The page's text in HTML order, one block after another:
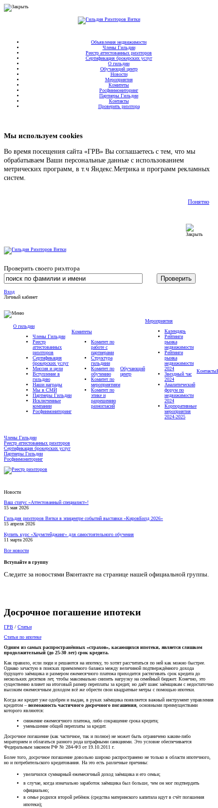
Объявления недвижимости
Члены Гильдии
Реестр аттестованных риэлторов
Сертификация брокерских услуг
О гильдии
Обучающий центр
Новости
Мероприятия
Комитеты
Росфинмониторинг
Партнеры Гильдии
Контакты
Проверить риэлтора
Мы используем cookies
Во время посещения сайта «ГРВ» Вы соглашаетесь с тем, что мы
обрабатываем Ваши персональные данные с использованием
метрических программ, в т.ч Яндекс.Метрика и программ рекламных
систем.
Понятно
Проверить своего риэлтора
Вход
Личный кабинет
О гильдии
Члены Гильдии
Реестр
аттестованных
риэлторов
Сертификация
брокерских услуг
Миссия и цели
Вступление в
гильдию
Наши награды
Мы в СМИ
Партнеры Гильдии
Исключенные
компании
Росфинмониторинг
Комитеты
Комитет по
работе с
партнерами
Структура
гильдиии
Комитет по
обучению
Комитет по
мероприятиям
Комитет по
этике и
разрешению
разногласий
Обучающий
центр
Мероприятия
Календарь
Рейтинги
рынка
недвижимости
Рейтинги
рынка
недвижимости
2024
Звездный час
2024
Аналитический
форум по
недвижимости
2024
Корпоративные
мероприятия
2024-2025
Контакты
Члены Гильдии
Реестр аттестованных риэлторов
Сертификация брокерских услуг
Партнеры Гильдии
Росфинмониторинг
Новости
Ваш статус «Аттестованный специалист»!
15 мая 2026
Гильдия риэлторов Вятки в эпицентре событий выставки «КировБилд 2026»
15 апреля 2026
Купить курс «Хоумстейджинг» для самостоятельного обучения
11 марта 2026
Все новости
Вступайте в группу
Следите за новостями Вконтакте на странице нашей официальной группы.
Досрочное погашение ипотеки
ГРВ / Статьи
Статьи по ипотеке
Одним из самых распространённых «страхов», касающихся ипотеки, является слишком
продолжительный (до 25-30 лет) срок кредита.
Как правило, если люди и решаются на ипотеку, то хотят рассчитаться по ней как можно быстрее.
Однако зачастую в поисках приемлемого баланса между величиной подтверждённого дохода
будущего заёмщика и размером ежемесячного платежа приходится растягивать срок кредита до
нескольких десятков лет, чтобы максимально снизить нагрузку на семейный бюджет. Конечно, это
существенно влияет на итоговый размер переплаты за кредит, но даёт шанс заёмщикам с недостаточно
высоким ежемесячным доходом всё же обрести свои квадратные метры с помощью ипотеки.
Когда же кредит уже одобрен и выдан, в руках заёмщика появляется важный инструмент управления
кредитом – возможность частичного досрочного погашения , основными преимуществами
которого являются:
снижение ежемесячного платежа, либо сокращение срока кредита;
уменьшение общей переплаты за кредит.
Досрочное погашение (как частичное, так и полное) не может быть ограничено каким-либо
мораторием и облагаться разного рода штрафными санкциями. Это условие обеспечивается
Федеральным законом РФ № 284-ФЗ от 19.10.2011 г.
Более того, досрочное погашение довольно широко распространено не только в области ипотечного,
но и потребительского кредитования. На это есть различные причины:
увеличился суммарный ежемесячный доход заёмщика и его семьи;
в случае, когда изначально заработок заёмщика был больше, чем он мог подтвердить
официально;
в семье родился второй ребёнок (средства материнского капитала идут в счёт погашения
ипотеки);